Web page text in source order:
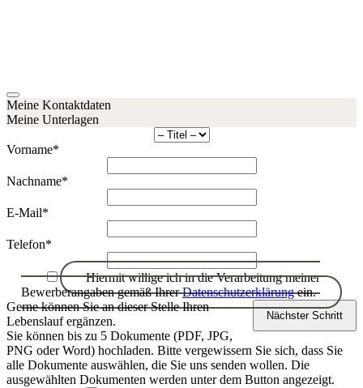
Meine Kontaktdaten
Meine Unterlagen
Vorname*
Nachname*
E-Mail*
Telefon*
Hiermit willige ich in die Verarbeitung meiner
Bewerberangaben gemäß IhrerDatenschutzerklärungein.
Nächster Schritt
Gerne können Sie an dieser Stelle Ihren
Lebenslauf ergänzen.
Sie können bis zu 5 Dokumente (PDF, JPG,
PNG oder Word) hochladen. Bitte vergewissern Sie sich, dass Sie
alle Dokumente auswählen, die Sie uns senden wollen. Die
ausgewählten Dokumenten werden unter dem Button angezeigt.